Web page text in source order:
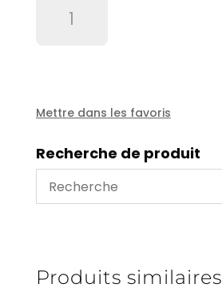
-
m²
Mettre dans les favoris
Recherche de produit
Produits similaires